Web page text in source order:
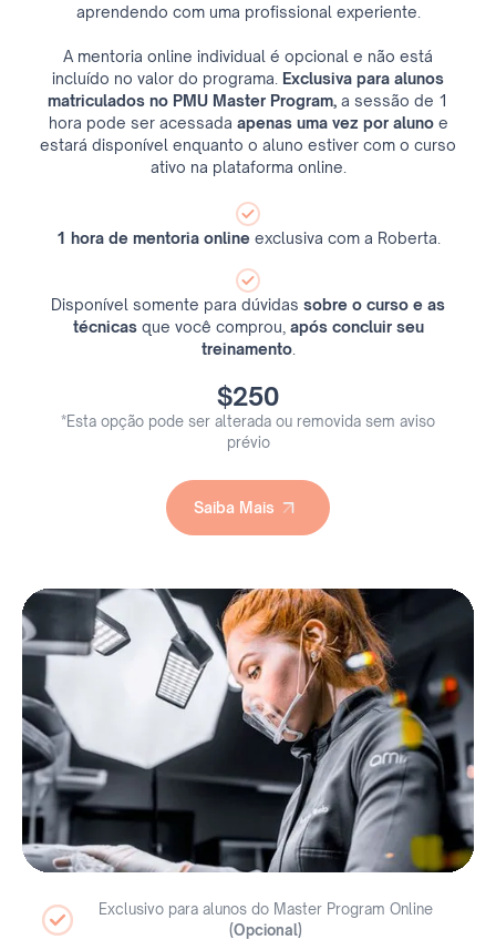
aprendendo com uma profissional experiente.
A mentoria online individual é opcional e não está
incluído no valor do programa. Exclusiva para alunos
matriculados no PMU Master Program, a sessão de 1
hora pode ser acessada apenas uma vez por aluno e
estará disponível enquanto o aluno estiver com o curso
ativo na plataforma online.
1 hora de mentoria online exclusiva com a Roberta.
Disponível somente para dúvidas sobre o curso e as
técnicas que você comprou, após concluir seu
treinamento.
$250
*Esta opção pode ser alterada ou removida sem aviso
prévio
Saiba Mais
Exclusivo para alunos do Master Program Online
(Opcional)